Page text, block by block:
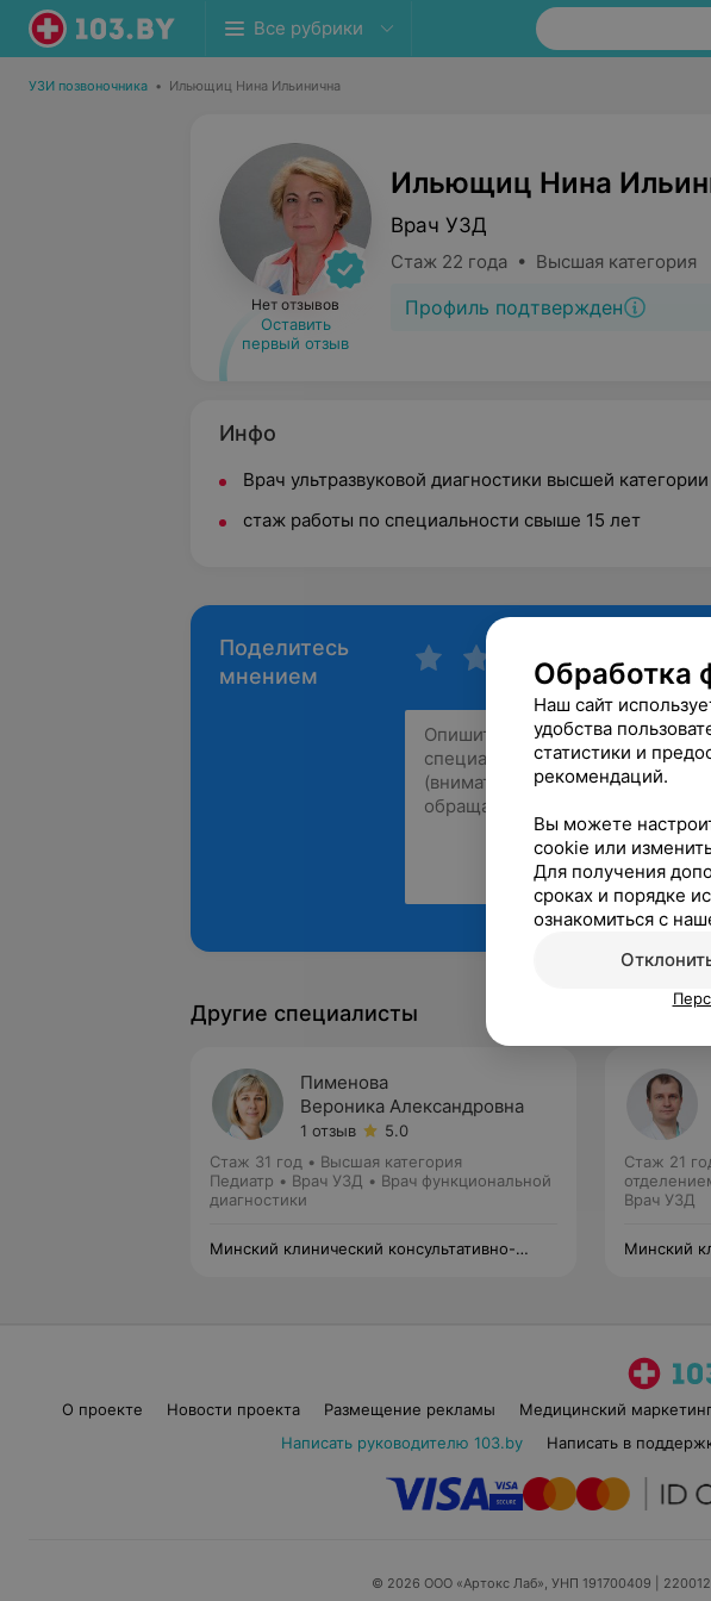
Все рубрики
УЗИ позвоночника • Ильющиц Нина Ильинична
Нет отзывов
Оставить
первый отзыв
Ильющиц Нина
Врач УЗД
Стаж 22 года • Высшая категория
Профиль подтвержден
Инфо
Врач ультразвуковой диагностики высшей категории
стаж работы по специальности свыше 15 лет
Поделитесь
мнением
Другие специалисты
Пименова
Вероника Александровна
1 отзыв
5.0
Стаж 31 год • Высшая категория
Педиатр • Врач УЗД • Врач функциональной
диагностики
Минский клинический консультативно-
Стаж 21
Врач УЗД
Минский
О проекте Новости проекта Размещение рекламы Медицинский
Написать руководителю 103.by
Написать в
© 2026 ООО «Артокс Лаб», УНП 191700409 |
Обработка
Наш сайт
удобства
статистики и
рекомендаций.
Вы можете
cookie или
Для получения
сроках и порядке
ознакомиться с